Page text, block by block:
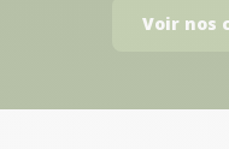
Voir nos